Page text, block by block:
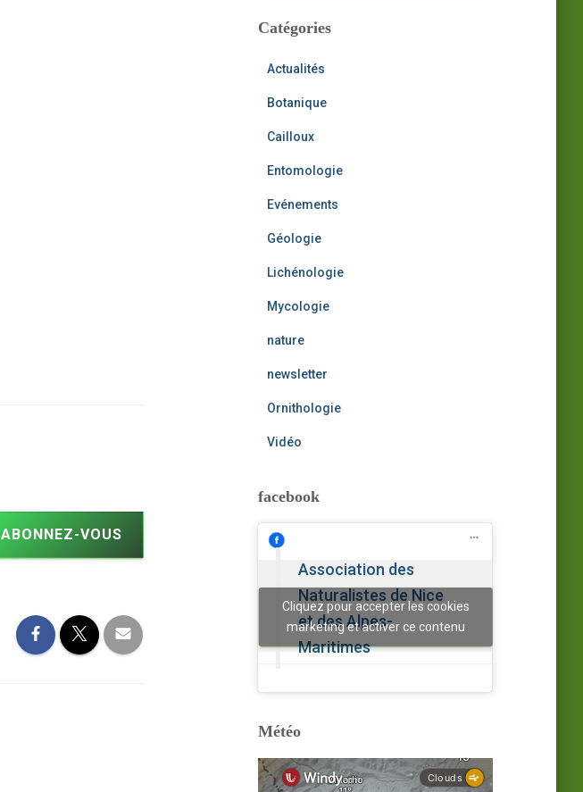
ABONNEZ-VOUS
:iCatégories
Actualités
Botanique
Cailloux
Entomologie
Evénements
Géologie
Lichénologie
Mycologie
nature
newsletter
Ornithologie
Vidéo
facebook
Association des
Naturalistes de Nice
et des Alpes-
Maritimes
Cliquez pour accepter les cookies
marketing et activer ce contenu
Météo